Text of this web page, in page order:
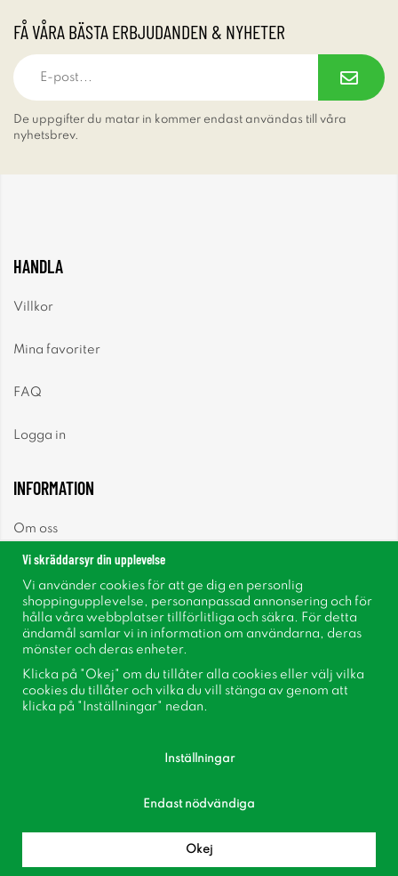
FÅ VÅRA BÄSTA ERBJUDANDEN & NYHETER
De uppgifter du matar in kommer endast användas till våra
nyhetsbrev.
HANDLA
Villkor
Mina favoriter
FAQ
Logga in
INFORMATION
Om oss
Nyhetsbrev
Om cookies
Inspiration
Bli medlem i vår kundklubb!
Vi skräddarsyr din upplevelse
Vi använder cookies för att ge dig en personlig
shoppingupplevelse, personanpassad annonsering och för
hålla våra webbplatser tillförlitliga och säkra. För detta
ändamål samlar vi in information om användarna, deras
mönster och deras enheter.
Klicka på "Okej" om du tillåter alla cookies eller välj vilka
cookies du tillåter och vilka du vill stänga av genom att
klicka på "Inställningar" nedan.
Inställningar
Endast nödvändiga
Okej